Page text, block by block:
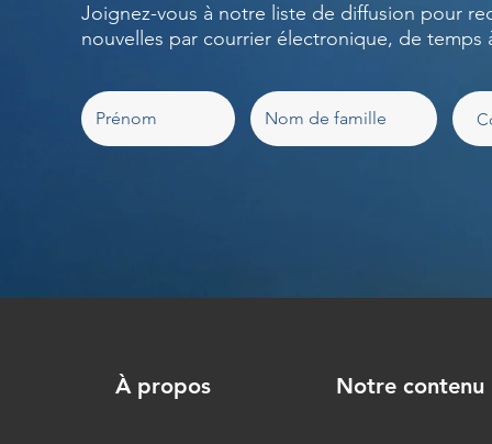
Joignez-vous à notre liste de diffusion pour
nouvelles par courrier électronique, de temps
À propos Notre contenu